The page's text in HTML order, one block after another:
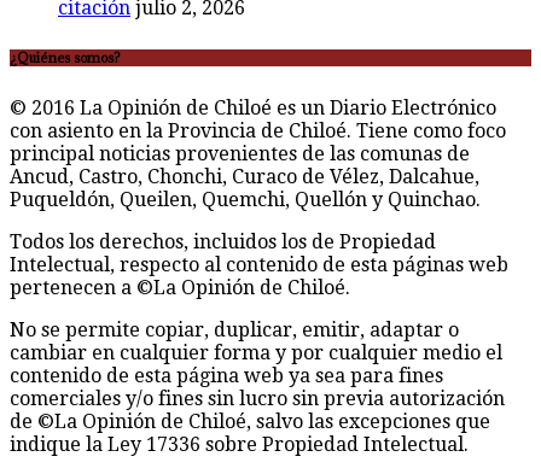
citación julio 2, 2026
¿Quiénes somos?
© 2016 La Opinión de Chiloé es un Diario Electrónico
con asiento en la Provincia de Chiloé. Tiene como foco
principal noticias provenientes de las comunas de
Ancud, Castro, Chonchi, Curaco de Vélez, Dalcahue,
Puqueldón, Queilen, Quemchi, Quellón y Quinchao.
Todos los derechos, incluidos los de Propiedad
Intelectual, respecto al contenido de esta páginas web
pertenecen a ©La Opinión de Chiloé.
No se permite copiar, duplicar, emitir, adaptar o
cambiar en cualquier forma y por cualquier medio el
contenido de esta página web ya sea para fines
comerciales y/o fines sin lucro sin previa autorización
de ©La Opinión de Chiloé, salvo las excepciones que
indique la Ley 17336 sobre Propiedad Intelectual.